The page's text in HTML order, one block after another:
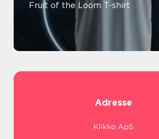
Fruit of the Loom T-shirt
Adresse